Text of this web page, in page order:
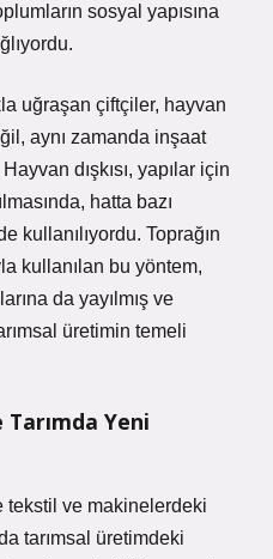
sosyal yapısına
uğraşan çiftçiler, hayvan
aynı zamanda inşaat
dışkısı, yapılar için
hatta bazı
kullanılıyordu. Toprağın
kullanılan bu yöntem,
da yayılmış ve
üretimin temeli
Yeni
tekstil ve makinelerdeki
tarımsal üretimdeki